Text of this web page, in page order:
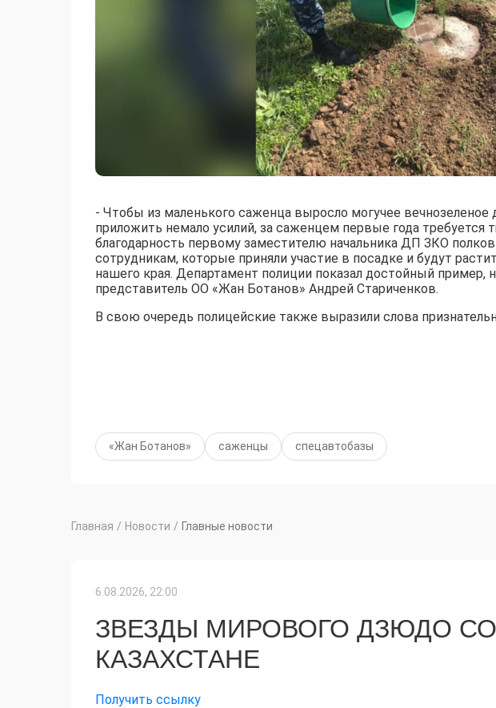
- Чтобы из маленького саженца выросло могучее
приложить немало усилий, за саженцем первые года
благодарность первому заместителю начальника ДП ЗКО
сотрудникам, которые приняли участие в посадке и будут
нашего края. Департамент полиции показал достойный пример,
представитель ОО «Жан Ботанов» Андрей Стариченков.
В свою очередь полицейские также выразили слова
«Жан Ботанов» саженцы спецавтобазы
Главная / Новости / Главные новости
6.08.2026, 22:00
ЗВЕЗДЫ МИРОВОГО ДЗЮДО
КАЗАХСТАНЕ
Получить ссылку